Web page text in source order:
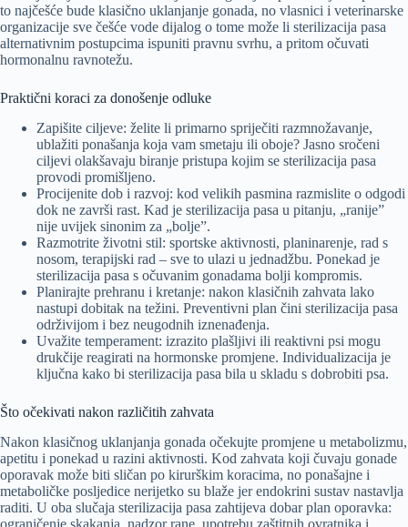
to najčešće bude klasično uklanjanje gonada, no vlasnici i veterinarske
organizacije sve češće vode dijalog o tome može li sterilizacija pasa
alternativnim postupcima ispuniti pravnu svrhu, a pritom očuvati
hormonalnu ravnotežu.
Praktični koraci za donošenje odluke
Zapišite ciljeve: želite li primarno spriječiti razmnožavanje,
ublažiti ponašanja koja vam smetaju ili oboje? Jasno sročeni
ciljevi olakšavaju biranje pristupa kojim se sterilizacija pasa
provodi promišljeno.
Procijenite dob i razvoj: kod velikih pasmina razmislite o odgodi
dok ne završi rast. Kad je sterilizacija pasa u pitanju, „ranije”
nije uvijek sinonim za „bolje”.
Razmotrite životni stil: sportske aktivnosti, planinarenje, rad s
nosom, terapijski rad – sve to ulazi u jednadžbu. Ponekad je
sterilizacija pasa s očuvanim gonadama bolji kompromis.
Planirajte prehranu i kretanje: nakon klasičnih zahvata lako
nastupi dobitak na težini. Preventivni plan čini sterilizacija pasa
održivijom i bez neugodnih iznenađenja.
Uvažite temperament: izrazito plašljivi ili reaktivni psi mogu
drukčije reagirati na hormonske promjene. Individualizacija je
ključna kako bi sterilizacija pasa bila u skladu s dobrobiti psa.
Što očekivati nakon različitih zahvata
Nakon klasičnog uklanjanja gonada očekujte promjene u metabolizmu,
apetitu i ponekad u razini aktivnosti. Kod zahvata koji čuvaju gonade
oporavak može biti sličan po kirurškim koracima, no ponašajne i
metaboličke posljedice nerijetko su blaže jer endokrini sustav nastavlja
raditi. U oba slučaja sterilizacija pasa zahtijeva dobar plan oporavka:
ograničenje skakanja, nadzor rane, upotrebu zaštitnih ovratnika i